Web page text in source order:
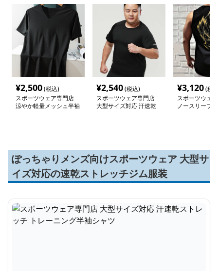
¥2,500(税込)
スポーツウェア専門店
涼やか軽量メッシュ半袖
¥2,540(税込)
スポーツウェア専門店
大型サイズ対応 汗速乾
¥3,120(税
スポーツウェ
ノースリーブ
ぽっちゃりメンズ向けスポーツウェア 大型サ
イズ対応の速乾ストレッチジム服装